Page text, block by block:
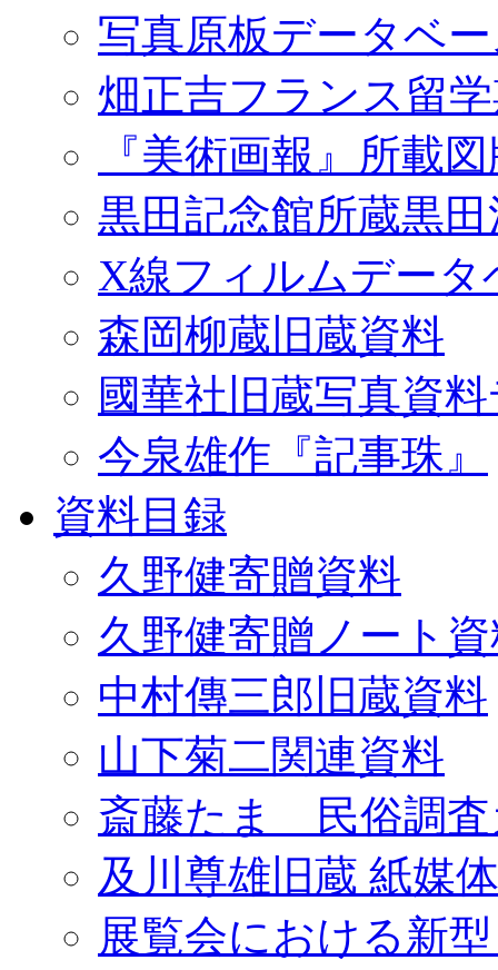
写真原板データベ
畑正吉フランス留
『美術画報』所載
黒田記念館所蔵黒
X線フィルムデータ
森岡柳蔵旧蔵資料
國華社旧蔵写真資
今泉雄作『記事珠』
資料目録
久野健寄贈資料
久野健寄贈ノート
中村傳三郎旧蔵資料
山下菊二関連資料
斎藤たま 民俗調査
及川尊雄旧蔵 紙媒
展覧会における新